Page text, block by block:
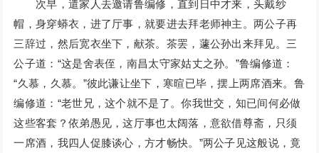
次早，遣家人去邀请鲁编修，直到日中才来，头戴纱
帽，身穿蟒衣，进了厅事，就要进去拜老师神主。两公子再
三辞过，然后宽衣坐下，献茶。茶罢，蘧公孙出来拜见。三
公子道：“这是舍表侄，南昌太守家姑丈之孙。”鲁编修道：
“久慕，久慕。”彼此谦让坐下，寒暄已毕，摆上两席酒来。鲁
编修道：“老世兄，这个就不是了。你我世交，知已间何必做
这些客套？依弟愚见，这厅事也太阔落，意欲借尊斋，只须
一席酒，我四人促膝谈心，方才畅快。”两公子见这般说，竟